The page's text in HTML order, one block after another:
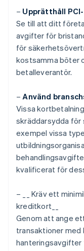
– Upprätthåll
Se till att ditt
avgifter för
för
kostsamma böter
betalleverantör.
–Använd
Vissa
skräddarsydda för
exempel vissa
kvalificerat för
– __ Kräv ett
kreditkort__
Genom att ange
transaktioner
hanteringsavgifter